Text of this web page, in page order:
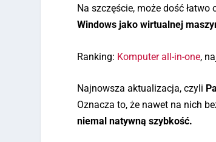
Na szczęście, może dość
Windows jako wirtualnej
Ranking: Komputer all-in-one,
Najnowsza aktualizacja, czyli
Oznacza to, że nawet na nich
niemal natywną szybkość.